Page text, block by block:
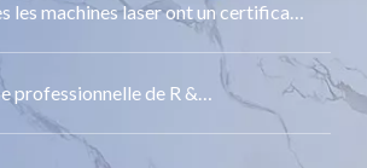
les machines laser ont un certificat
GS
professionnelle de R &
ventes/équipe de Service